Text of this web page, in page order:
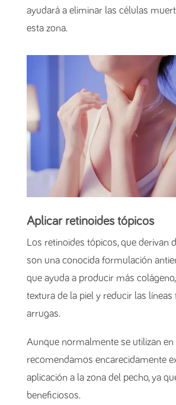
ayudará a eliminar las células
esta zona.
Aplicar retinoides tópicos
Los retinoides tópicos, que derivan
son una conocida formulación
que ayuda a producir más
textura de la piel y reducir las líneas
arrugas.
Aunque normalmente se utilizan en
recomendamos encarecidamente
aplicación a la zona del pecho, ya
beneficiosos.